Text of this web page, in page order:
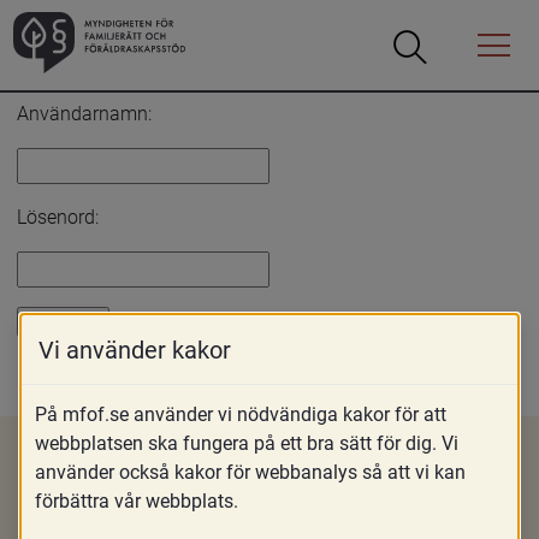
Öppna
Öppna
Menyn
Inloggning
Användarnamn:
Lösenord:
Om MFoF
Vi använder kakor
På mfof.se använder vi nödvändiga kakor för att
webbplatsen ska fungera på ett bra sätt för dig. Vi
använder också kakor för webbanalys så att vi kan
förbättra vår webbplats.